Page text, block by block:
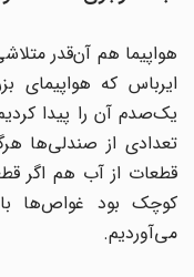
هواپیما هم آن‌قدر
ایرباس که هواپیمای
یک‌صدم آن را پیدا
تعدادی از صندلی‌ها
قطعات از آب هم اگر
کوچک بود غواص‌ها
می‌آوردیم.